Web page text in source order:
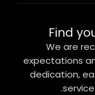
Find
We are
expectations
dedication,